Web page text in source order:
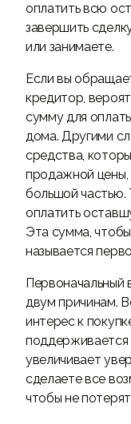
оплатить всю
завершить
или занимаете.
Если вы
кредитор,
сумму для
дома. Другими
средства,
продажной
большой частью.
оплатить
Эта сумма,
называется
Первоначальный
двум причинам.
интерес к
поддерживается
увеличивает
сделаете все
чтобы не